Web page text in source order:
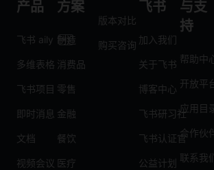
产品
飞书 aily
多维表格
飞书项目
即时消息
文档
视频会议
方案
制造
消费品
零售
金融
餐饮
医疗
版本对比
购买咨询
飞书
加入我们
关于飞书
博客中心
飞书研习社
飞书认证官
公益计划
与支
持
帮助中
开放平
应用目
合作伙
联系我